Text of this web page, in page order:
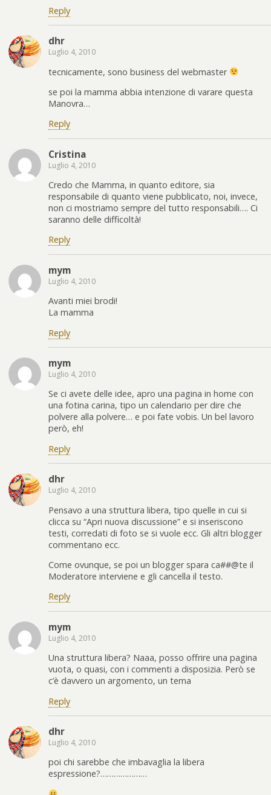
Reply
dhr
Luglio 4, 2010
tecnicamente, sono business del webmaster
se poi la mamma abbia intenzione di varare questa
Manovra…
Reply
Cristina
Luglio 4, 2010
Credo che Mamma, in quanto editore, sia
responsabile di quanto viene pubblicato, noi, invece,
non ci mostriamo sempre del tutto responsabili…. Ci
saranno delle difficoltà!
Reply
mym
Luglio 4, 2010
Avanti miei brodi!
La mamma
Reply
mym
Luglio 4, 2010
Se ci avete delle idee, apro una pagina in home con
una fotina carina, tipo un calendario per dire che
polvere alla polvere… e poi fate vobis. Un bel lavoro
però, eh!
Reply
dhr
Luglio 4, 2010
Pensavo a una struttura libera, tipo quelle in cui si
clicca su “Apri nuova discussione” e si inseriscono
testi, corredati di foto se si vuole ecc. Gli altri blogger
commentano ecc.
Come ovunque, se poi un blogger spara ca##@te il
Moderatore interviene e gli cancella il testo.
Reply
mym
Luglio 4, 2010
Una struttura libera? Naaa, posso offrire una pagina
vuota, o quasi, con i commenti a disposizia. Però se
c’è davvero un argomento, un tema
Reply
dhr
Luglio 4, 2010
poi chi sarebbe che imbavaglia la libera
espressione?…………………